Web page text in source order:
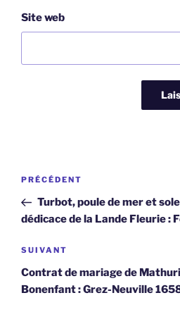
Site web
Navigation
l’article
Article
précédent
PRÉCÉDENT
Turbot, poule de mer et
dédicace de la Lande Fleurie :
Article
suivant
SUIVANT
Contrat de mariage de
Bonenfant : Grez-Neuville